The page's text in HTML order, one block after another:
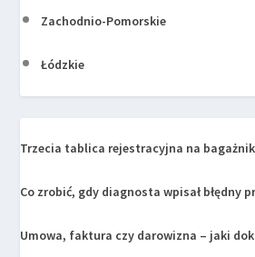
Zachodnio-Pomorskie
Łódzkie
Trzecia tablica rejestracyjna na
Co zrobić, gdy diagnosta wpisał błędny
Umowa, faktura czy darowizna – jaki